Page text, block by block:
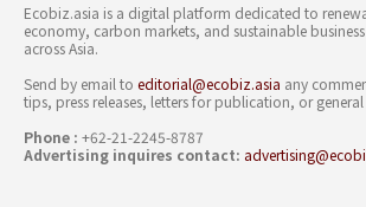
Ecobiz.asia is a digital platform dedicated to
economy, carbon markets, and sustainable
across Asia.
Send by email to editorial@ecobiz.asia any
tips, press releases, letters for publication, or
Phone : +62-21-2245-8787
Advertising inquires contact: